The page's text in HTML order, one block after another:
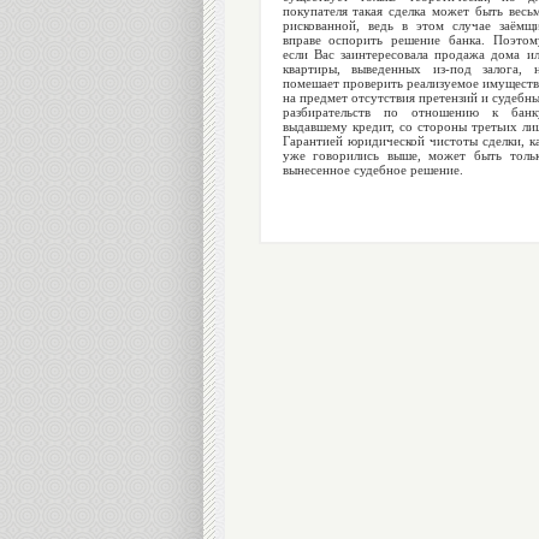
покупателя такая сделка может быть
рискованной, ведь в этом случае
вправе оспорить решение банка.
если Вас заинтересовала продажа дома
квартиры, выведенных из-под залога,
помешает проверить реализуемое
на предмет отсутствия претензий и
разбирательств по отношению к
выдавшему кредит, со стороны третьих
Гарантией юридической чистоты сделки,
уже говорились выше, может быть
вынесенное судебное решение.